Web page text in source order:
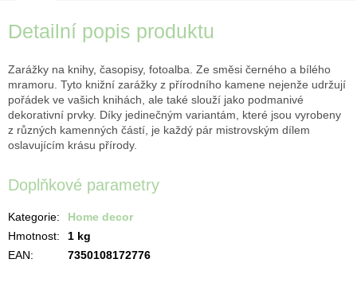
Detailní popis produktu
Zarážky na knihy, časopisy, fotoalba. Ze směsi černého a bílého
mramoru. Tyto knižní zarážky z přírodního kamene nejenže udržují
pořádek ve vašich knihách, ale také slouží jako podmanivé
dekorativní prvky. Díky jedinečným variantám, které jsou vyrobeny
z různých kamenných částí, je každý pár mistrovským dílem
oslavujícím krásu přírody.
Doplňkové parametry
Kategorie:
Home decor
Hmotnost:
1 kg
EAN: 7350108172776